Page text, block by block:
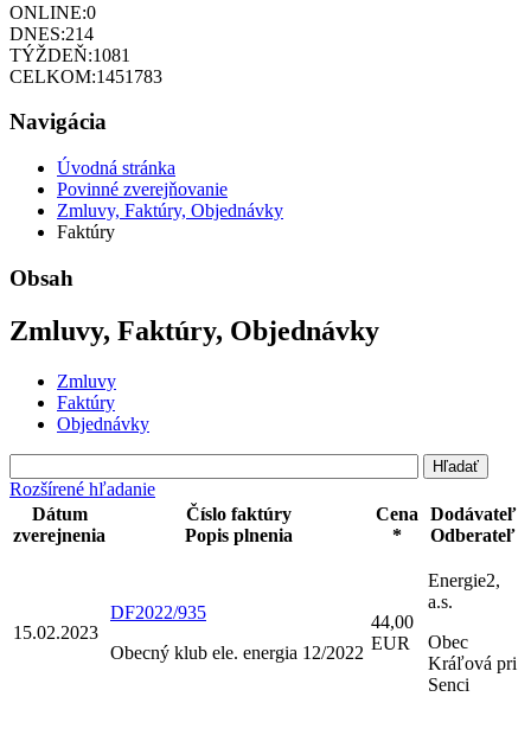
ONLINE:0
DNES:214
TÝŽDEŇ:1081
CELKOM:1451783
Navigácia
Úvodná stránka
Povinné zverejňovanie
Zmluvy, Faktúry, Objednávky
Faktúry
Obsah
Zmluvy, Faktúry, Objednávky
Zmluvy
Faktúry
Objednávky
Rozšírené hľadanie
Dátum
zverejnenia
Číslo faktúry
Popis plnenia
Cena
*
Dodávateľ
Odberateľ
15.02.2023
DF2022/935
Obecný klub ele. energia 12/2022
44,00
EUR
Energie2,
a.s.
Obec
Kráľová pri
Senci